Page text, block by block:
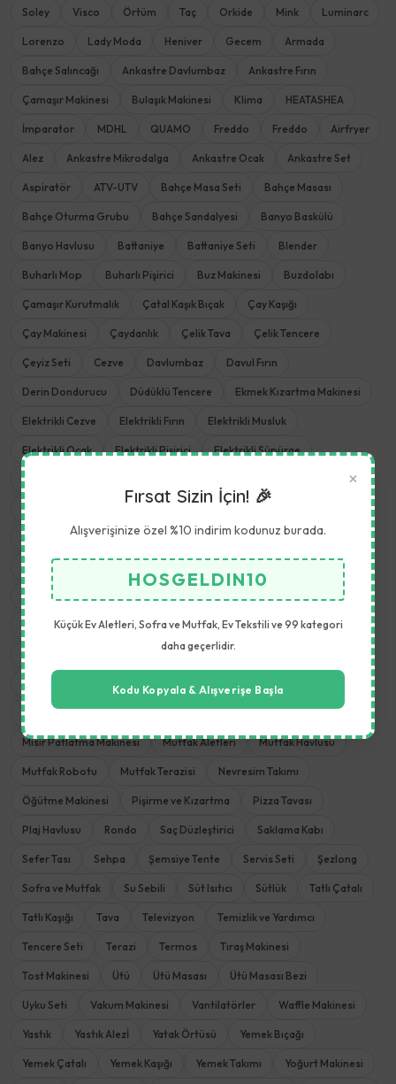
Soley Visco Örtüm Taç Orkide Mink Luminarc
Lorenzo Lady Moda Heniver Gecem Armada
Bahçe Salıncağı Ankastre Davlumbaz Ankastre Fırın
Çamaşır Makinesi Bulaşık Makinesi Klima HEATASHEA
İmparator MDHL QUAMO Freddo Freddo Airfryer
Alez Ankastre Mikrodalga Ankastre Ocak Ankastre Set
Aspiratör ATV-UTV Bahçe Masa Seti Bahçe Masası
Bahçe Oturma Grubu Bahçe Sandalyesi Banyo Baskülü
Banyo Havlusu Battaniye Battaniye Seti Blender
Buharlı Mop Buharlı Pişirici Buz Makinesi Buzdolabı
Çamaşır Kurutmalık Çatal Kaşık Bıçak Çay Kaşığı
Çay Makinesi Çaydanlık Çelik Tava Çelik Tencere
Çeyiz Seti Cezve Davlumbaz Davul Fırın
Derin Dondurucu Düdüklü Tencere Ekmek Kızartma Makinesi
Elektrikli Cezve Elektrikli Fırın Elektrikli Musluk
Elektrikli Ocak Elektrikli Pişirici Elektrikli Süpürge
Elektrikli Tencere
Fırın Tepsisi Fritöz
Granit Tava Granit Tencere Hamur Yoğurma Makinesi
Hava Temizleyiciler Isıtıcılar
Kahvaltı Takımı Kettle
Kişisel Bakım Kıyma Makinesi Koruma Örtüsü
Krep Makinesi Kurabiye Makinesi Kuskus Tencere
Masaj Koltukları Meyve Kurutucu Meyve Sıkacağı
Meyve ve Sebze Aletleri Mikrodalga Fırın Mikser
Mısır Patlatma Makinesi Mutfak Aletleri Mutfak Havlusu
Mutfak Robotu Mutfak Terazisi Nevresim Takımı
Öğütme Makinesi Pişirme ve Kızartma Pizza Tavası
Plaj Havlusu Rondo Saç Düzleştirici Saklama Kabı
Sefer Tası Sehpa Şemsiye Tente Servis Seti Şezlong
Sofra ve Mutfak Su Sebili Süt Isıtıcı Sütlük Tatlı Çatalı
Tatlı Kaşığı Tava Televizyon Temizlik ve Yardımcı
Tencere Seti Terazi Termos Tıraş Makinesi
Tost Makinesi Ütü Ütü Masası Ütü Masası Bezi
Uyku Seti Vakum Makinesi Vantilatörler Waffle Makinesi
Yastık Yastık Alezİ Yatak Örtüsü Yemek Bıçağı
Yemek Çatalı Yemek Kaşığı Yemek Takımı Yoğurt Makinesi
×
Fırsat Sizin İçin! 🎉
Alışverişinize özel %10 indirim kodunuz burada.
HOSGELDIN10
Küçük Ev Aletleri, Sofra ve Mutfak, Ev Tekstili ve 99 kategori
daha geçerlidir.
Kodu Kopyala & Alışverişe Başla